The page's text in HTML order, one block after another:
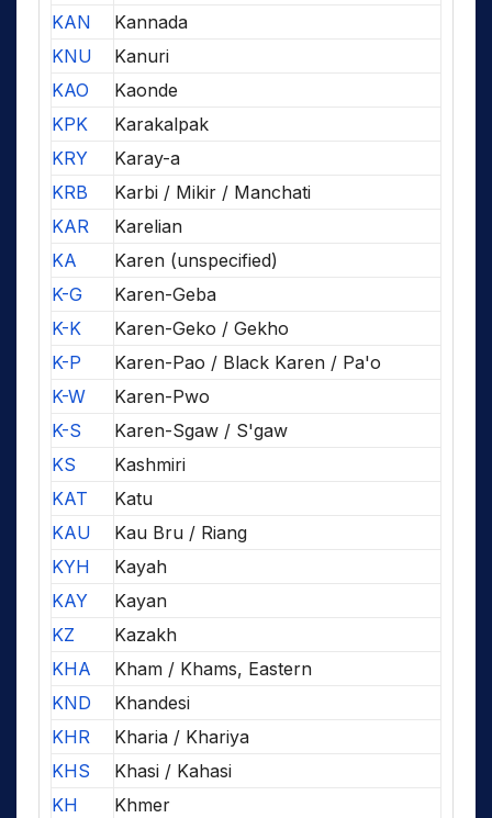
KAN
Kannada
KNU
Kanuri
KAO
Kaonde
KPK
Karakalpak
KRY
Karay-a
KRB
Karbi / Mikir / Manchati
KAR
Karelian
KA
Karen (unspecified)
K-G
Karen-Geba
K-K
Karen-Geko / Gekho
K-P
Karen-Pao / Black Karen / Pa'o
K-W
Karen-Pwo
K-S
Karen-Sgaw / S'gaw
KS
Kashmiri
KAT
Katu
KAU
Kau Bru / Riang
KYH
Kayah
KAY
Kayan
KZ
Kazakh
KHA
Kham / Khams, Eastern
KND
Khandesi
KHR
Kharia / Khariya
KHS
Khasi / Kahasi
KH
Khmer